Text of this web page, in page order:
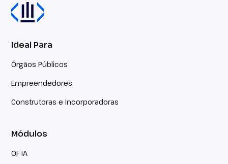
Ideal Para
Órgãos Públicos
Empreendedores
Construtoras e Incorporadoras
Módulos
OF IA